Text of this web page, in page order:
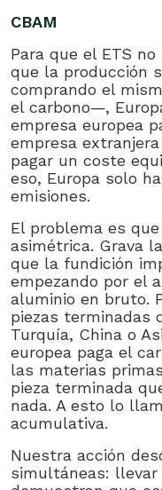
CBAM
Para que el ETS
que la producción
comprando el
el carbono—,
empresa europea
empresa
pagar un coste
eso, Europa solo
emisiones.
El problema es
asimétrica. Grava
que la fundición
empezando por el
aluminio en bruto.
piezas terminadas
Turquía, China o
europea paga el
las materias
pieza terminada
nada. A esto lo
acumulativa.
Nuestra acción
simultáneas: